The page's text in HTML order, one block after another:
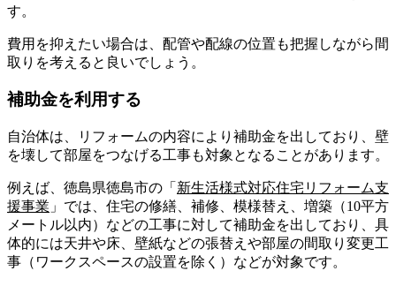
す。
費用を抑えたい場合は、配管や配線の位置も把握しながら間
取りを考えると良いでしょう。
補助金を利用する
自治体は、リフォームの内容により補助金を出しており、壁
を壊して部屋をつなげる工事も対象となることがあります。
例えば、徳島県徳島市の「 新生活様式対応住宅リフォーム支
援事業 」では、住宅の修繕、補修、模様替え、増築（10平方
メートル以内）などの工事に対して補助金を出しており、具
体的には天井や床、壁紙などの張替えや部屋の間取り変更工
事（ワークスペースの設置を除く）などが対象です。